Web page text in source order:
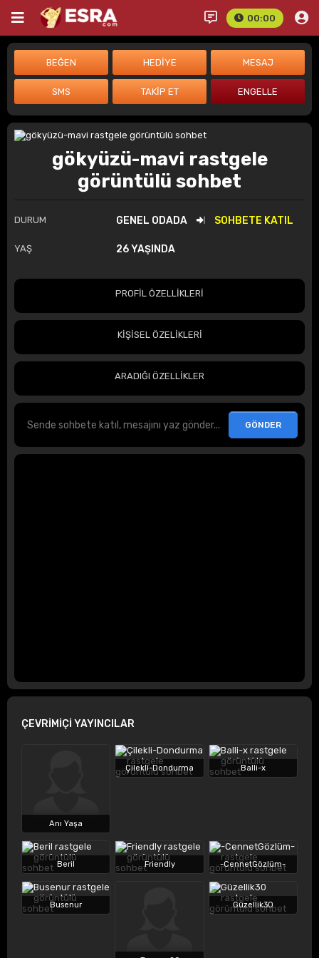
00:00
gökyüzü-mavi rastgele
görüntülü sohbet
DURUM GENEL ODADA SOHBETE KATIL
YAŞ 26 YAŞINDA
PROFİL ÖZELLİKLERİ
KİŞİSEL ÖZELİKLERİ
ARADIĞI ÖZELLİKLER
ÇEVRİMİÇİ YAYINCILAR
Anı Yaşa
Çilekli-Dondurma Balli-x
Beril Friendly -CennetGözlüm-
Busenur Güzellik30